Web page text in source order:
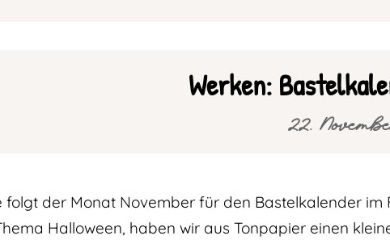
Werken:
22.
folgt der Monat November für den Bastelkalender im
Halloween, haben wir aus Tonpapier einen